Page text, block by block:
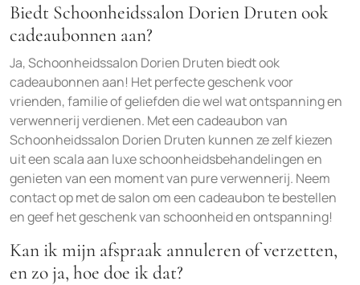
Biedt Schoonheidssalon Dorien Druten ook
cadeaubonnen aan?
Ja, Schoonheidssalon Dorien Druten biedt ook
cadeaubonnen aan! Het perfecte geschenk voor
vrienden, familie of geliefden die wel wat ontspanning en
verwennerij verdienen. Met een cadeaubon van
Schoonheidssalon Dorien Druten kunnen ze zelf kiezen
uit een scala aan luxe schoonheidsbehandelingen en
genieten van een moment van pure verwennerij. Neem
contact op met de salon om een cadeaubon te bestellen
en geef het geschenk van schoonheid en ontspanning!
Kan ik mijn afspraak annuleren of verzetten,
en zo ja, hoe doe ik dat?